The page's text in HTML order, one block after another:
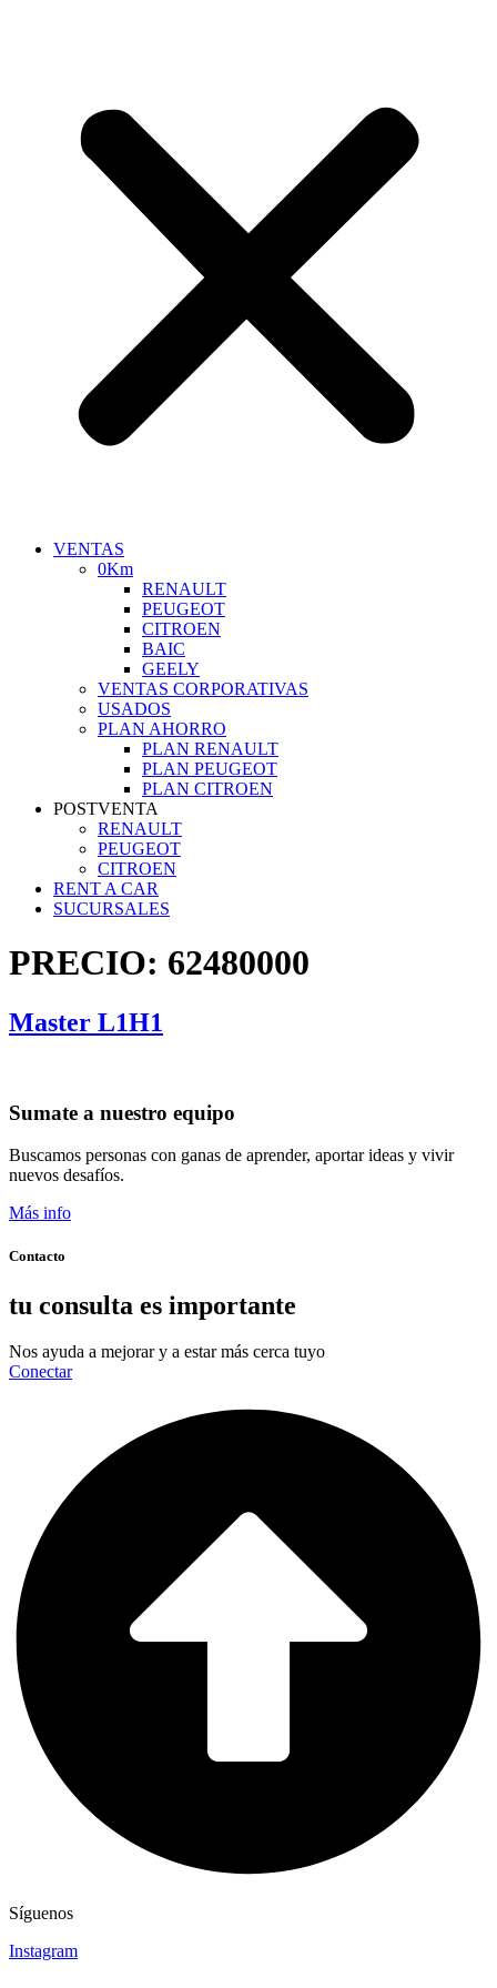
VENTAS
0Km
RENAULT
PEUGEOT
CITROEN
BAIC
GEELY
VENTAS CORPORATIVAS
USADOS
PLAN AHORRO
PLAN RENAULT
PLAN PEUGEOT
PLAN CITROEN
POSTVENTA
RENAULT
PEUGEOT
CITROEN
RENT A CAR
SUCURSALES
PRECIO: 62480000
Master L1H1
Sumate a nuestro equipo
Buscamos personas con ganas de aprender, aportar ideas y vivir
nuevos desafíos.
Más info
Contacto
tu consulta es importante
Nos ayuda a mejorar y a estar más cerca tuyo
Conectar
Síguenos
Instagram